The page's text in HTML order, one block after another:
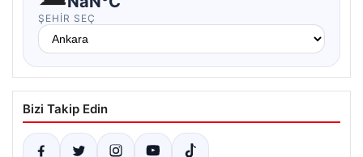
ŞEHIR SEÇ
Bizi Takip Edin